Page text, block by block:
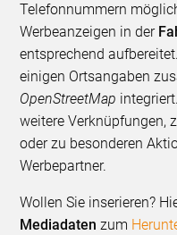
Telefonnummern
Werbeanzeigen in der
entsprechend
einigen Ortsangaben
OpenStreetMap
weitere Verknüpfungen,
oder zu beson­deren
Werbepartner.
Wollen Sie inserieren?
Mediadaten zum